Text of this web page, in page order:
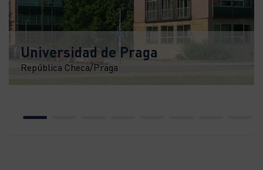
Universidad de Praga
República Checa/Praga